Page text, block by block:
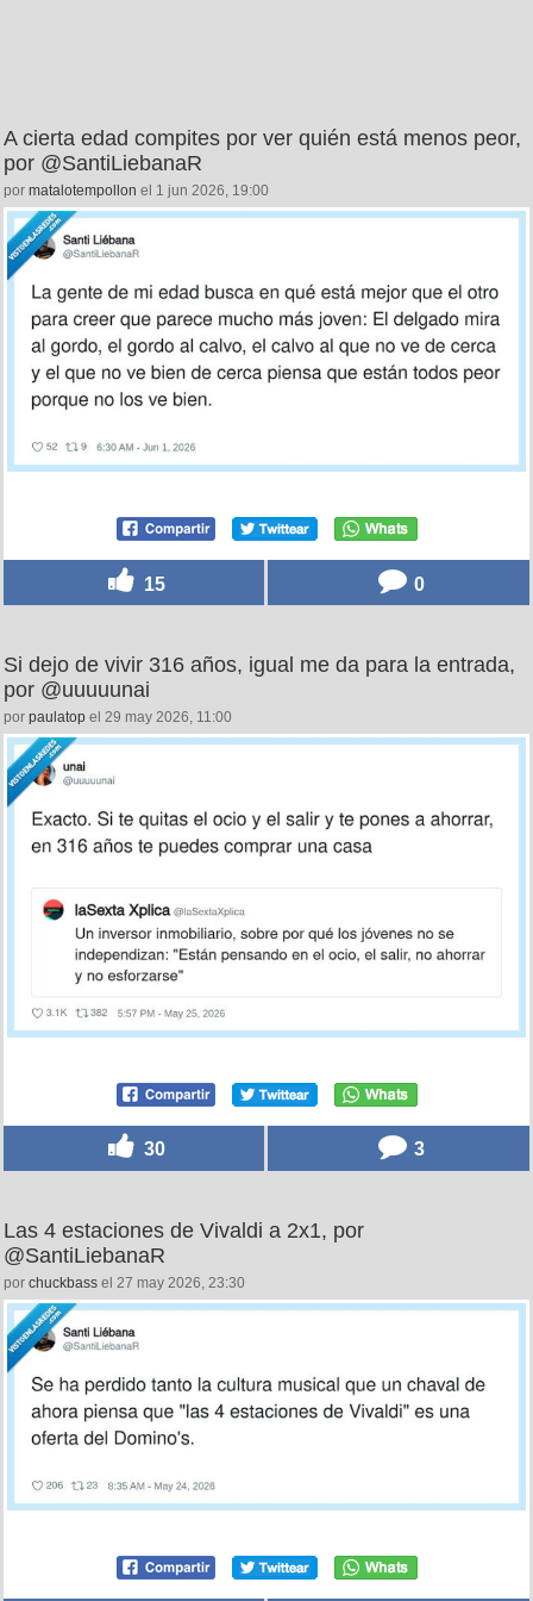
A cierta edad compites por ver quién está menos peor,
por @SantiLiebanaR
por matalotempollon el 1 jun 2026, 19:00
15 0
Si dejo de vivir 316 años, igual me da para la entrada,
por @uuuuunai
por paulatop el 29 may 2026, 11:00
30 3
Las 4 estaciones de Vivaldi a 2x1, por
@SantiLiebanaR
por chuckbass el 27 may 2026, 23:30